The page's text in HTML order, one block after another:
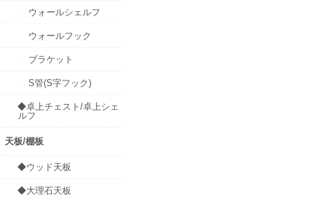
ウォールシェルフ
ウォールフック
ブラケット
S管(S字フック)
◆卓上チェスト/卓上シェ
ルフ
天板/棚板
◆ウッド天板
◆大理石天板